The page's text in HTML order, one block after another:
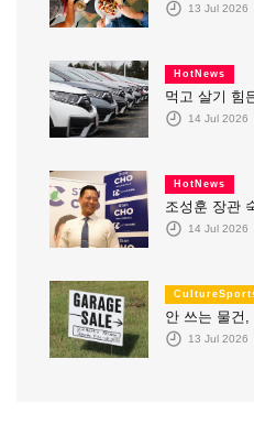
13 Jul 2026
HotNews
먹고 살기 힘
14 Jul 2026
HotNews
조성훈 장관
14 Jul 2026
안 쓰는 물건
13 Jul 2026